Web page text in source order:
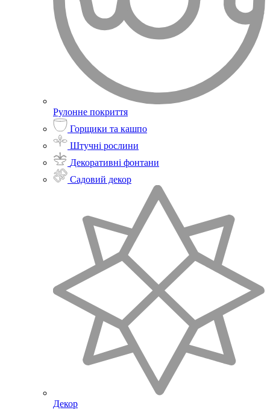
Рулонне покриття
Горщики та кашпо
Штучні рослини
Декоративні фонтани
Садовий декор
Декор